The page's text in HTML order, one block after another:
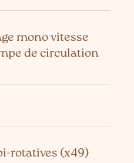
mono vitesse
de circulation
rotatives (x49)